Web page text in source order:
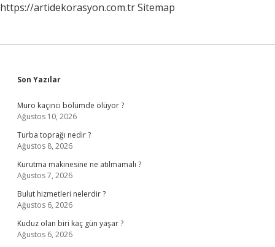
https://artidekorasyon.com.trSitemap
Sidebar
Son Yazılar
Muro kaçıncı bölümde ölüyor ?
Ağustos 10, 2026
Turba toprağı nedir ?
Ağustos 8, 2026
Kurutma makinesine ne atılmamalı ?
Ağustos 7, 2026
Bulut hizmetleri nelerdir ?
Ağustos 6, 2026
Kuduz olan biri kaç gün yaşar ?
Ağustos 6, 2026